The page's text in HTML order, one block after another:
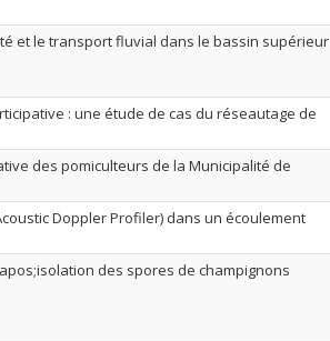
et le transport fluvial dans le bassin supérieur
: une étude de cas du réseautage de
des pomiculteurs de la Municipalité de
Doppler Profiler) dans un écoulement
des spores de champignons